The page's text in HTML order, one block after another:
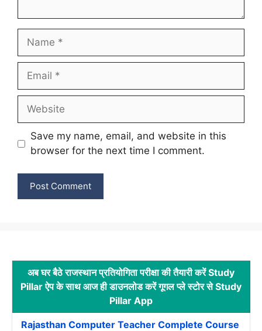
Name
Email
Website
Save my name, email, and website in this
browser for the next time I comment.
अब घर बैठे राजस्थान प्रतियोगिता परीक्षा की तैयारी करें Study
Pillar ऐप के साथ आज ही डाउनलोड करें गूगल प्ले स्टोर से Study
Pillar App
Rajasthan Computer Teacher Complete Course